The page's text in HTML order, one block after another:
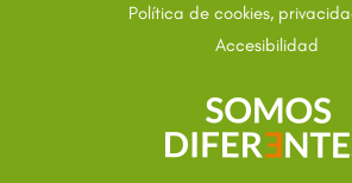
Política de cookies,
Accesibilidad